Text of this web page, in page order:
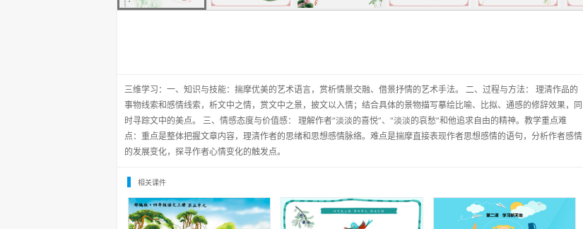
三维学习：一、知识与技能：揣摩优美的艺术语言，赏析情景交融、借景抒情的艺术手法。 二、过程与方法： 理清作品的
事物线索和感情线索，析文中之情，赏文中之景，披文以入情；结合具体的景物描写摹绘比喻、比拟、通感的修辞效果，同
时寻踪文中的美点。 三、情感态度与价值感： 理解作者“淡淡的喜悦”、“淡淡的哀愁”和他追求自由的精神。教学重点难
点：重点是整体把握文章内容，理清作者的思绪和思想感情脉络。难点是揣摩直接表现作者思想感情的语句，分析作者感情
的发展变化，探寻作者心情变化的触发点。
相关课件